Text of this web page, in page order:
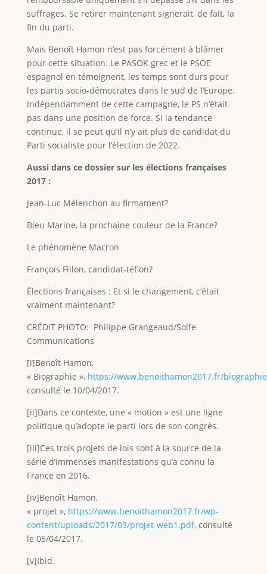
suffrages. Se retirer maintenant signerait, de fait, la
fin du parti.
Mais Benoît Hamon n’est pas forcément à blâmer
pour cette situation. Le PASOK grec et le PSOE
espagnol en témoignent, les temps sont durs pour
les partis socio-démocrates dans le sud de l’Europe.
Indépendamment de cette campagne, le PS n’était
pas dans une position de force. Si la tendance
continue, il se peut qu’il n’y ait plus de candidat du
Parti socialiste pour l’élection de 2022.
Aussi dans ce dossier sur les élections françaises
2017 :
Jean-Luc Mélenchon au firmament?
Bleu Marine, la prochaine couleur de la France?
Le phénomène Macron
François Fillon, candidat-téflon?
Élections françaises : Et si le changement, c’était
vraiment maintenant?
CRÉDIT PHOTO: Philippe Grangeaud/Solfe
Communications
[i]Benoît Hamon,
« Biographie », https://www.benoithamon2017.fr/
consulté le 10/04/2017.
[ii]Dans ce contexte, une « motion » est une ligne
politique qu’adopte le parti lors de son congrès.
[iii]Ces trois projets de lois sont à la source de la
série d’immenses manifestations qu’a connu la
France en 2016.
[iv]Benoît Hamon,
« projet », https://www.benoithamon2017.fr/wp-
content/uploads/2017/03/projet-web1.pdf, consulté
le 05/04/2017.
[v]Ibid.